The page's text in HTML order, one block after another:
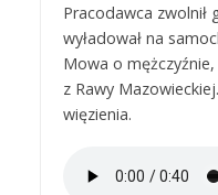
Pracodawca
wyładował na
Mowa o
z Rawy
więzienia.